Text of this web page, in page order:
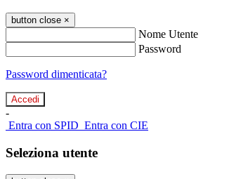
button close ×
Nome Utente
Password
Password dimenticata?
-
Entra con SPID Entra con CIE
Seleziona utente